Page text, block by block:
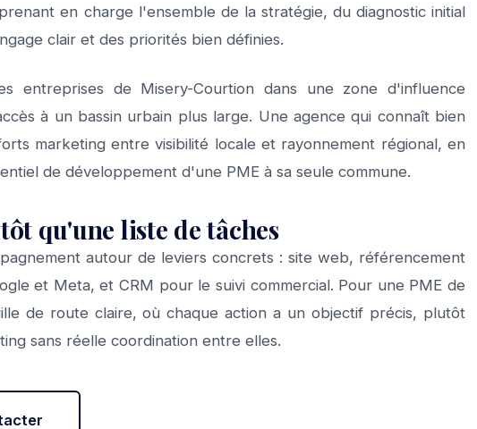
en charge l'ensemble de la stratégie, du diagnostic initial
clair et des priorités bien définies.
entreprises de Misery-Courtion dans une zone d'influence
à un bassin urbain plus large. Une agence qui connaît bien
marketing entre visibilité locale et rayonnement régional, en
de développement d'une PME à sa seule commune.
qu'une liste de tâches
autour de leviers concrets : site web, référencement
et Meta, et CRM pour le suivi commercial. Pour une PME de
de route claire, où chaque action a un objectif précis, plutôt
sans réelle coordination entre elles.